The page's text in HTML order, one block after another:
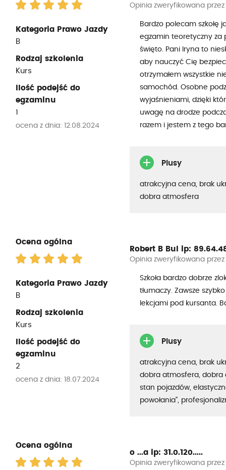
Kategoria Prawo Jazdy
B
Rodzaj szkolenia
Kurs
Ilość podejść do
egzaminu
1
ocena z dnia: 12.08.2024
Opinia zweryfikowana
Bardzo polecam szkołę
egzamin teoretyczny za
święto. Pani Iryna to
aby nauczyć Cię
otrzymałem wszystkie
samochód. Osobne
wyjaśnieniami, dzięki
uwagę na drodze
razem i jestem z tego
Plusy
atrakcyjna cena, brak
dobra atmosfera
Ocena ogólna
Kategoria Prawo Jazdy
B
Rodzaj szkolenia
Kurs
Ilość podejść do
egzaminu
2
ocena z dnia: 18.07.2024
Robert B Bul ip:
Opinia zweryfikowana
Szkoła bardzo dobrze
tłumaczy. Zawsze
lekcjami pod kursanta.
Plusy
atrakcyjna cena, brak
dobra atmosfera, dobra
stan pojazdów,
powołania”,
Ocena ogólna
o ...a ip: 31.0.120.....
Opinia zweryfikowana